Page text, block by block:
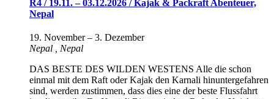
R4 / 19.11. – 03.12.2026 / Kajak & Packraft Abenteuer,
Nepal
19. November– 3. Dezember
Nepal
, Nepal
DAS BESTE DES WILDEN WESTENS Alle die schon
einmal mit dem Raft oder Kajak den Karnali hinuntergefahren
sind, werden zustimmen, dass dies eine der beste Flussfahrt